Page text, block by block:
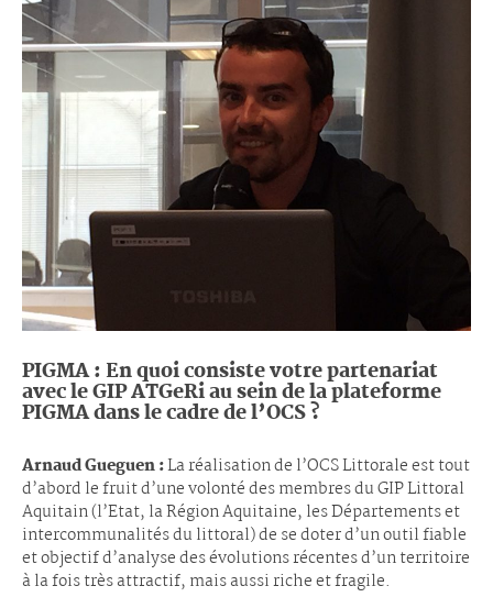
PIGMA : En quoi consiste votre partenariat
avec le GIP ATGeRi au sein de la plateforme
PIGMA dans le cadre de l’OCS ?
Arnaud Gueguen :La réalisation de l’OCS Littorale est tout
d’abord le fruit d’une volonté des membres du GIP Littoral
Aquitain (l’Etat, la Région Aquitaine, les Départements et
intercommunalités du littoral) de se doter d’un outil fiable
et objectif d’analyse des évolutions récentes d’un territoire
à la fois très attractif, mais aussi riche et fragile.